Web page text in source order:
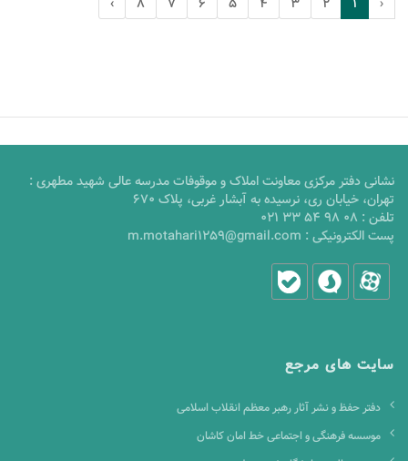
نشانی دفتر مرکزی معاونت املاک و موقوفات مدرسه عالی شهید مطهری :
تهران، خیابان ری، نرسیده به آبشار غربی، پلاک 670
تلفن : 021 33 54 98 08
پست الکترونیکی : m.motahari1259@gmail.com
سایت های مرجع
دفتر حفظ و نشر آثار رهبر معظم انقلاب اسلامی
موسسه فرهنگی و اجتماعی خط امان کاشان